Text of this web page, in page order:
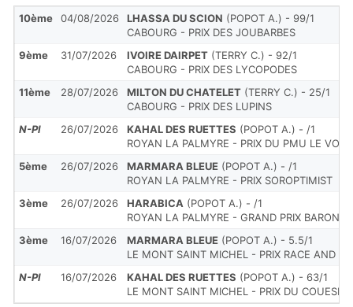
10ème 04/08/2026 LHASSA DU SCION (POPOT A.) - 99/1
CABOURG - PRIX DES JOUBARBES
9ème
31/07/2026 IVOIRE DAIRPET (TERRY C.) - 92/1
CABOURG - PRIX DES LYCOPODES
11ème
28/07/2026 MILTON DU CHATELET (TERRY C.) - 25/1
CABOURG - PRIX DES LUPINS
N-Pl
26/07/2026 KAHAL DES RUETTES (POPOT A.) - /1
ROYAN LA PALMYRE - PRIX DU PMU LE
5ème
26/07/2026 MARMARA BLEUE (POPOT A.) - /1
ROYAN LA PALMYRE - PRIX SOROPTIMIST
3ème
26/07/2026 HARABICA (POPOT A.) - /1
ROYAN LA PALMYRE - GRAND PRIX BARON
3ème
16/07/2026 MARMARA BLEUE (POPOT A.) - 5.5/1
LE MONT SAINT MICHEL - PRIX RACE AND
N-Pl
16/07/2026 KAHAL DES RUETTES (POPOT A.) - 63/1
LE MONT SAINT MICHEL - PRIX DU